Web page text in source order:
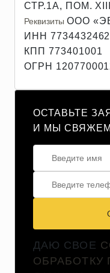
СТР.1А, ПОМ. XIII
Реквизиты ООО
ИНН 7734432462
КПП 773401001
ОГРН
ОСТАВЬТЕ
И МЫ
ДАЮ СВОЕ
ОБРАБОТКУ